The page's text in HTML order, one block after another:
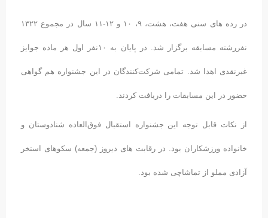
در رده های سنی هفت، هشت، ۹، ۱۰ و ۱۲-۱۱ سال در مجموع ۱۳۲۲
نفررشته مسابقه برگزار شد. در پایان به ۱۰نفر اول هر ماده جوایز
غیرنقدی اهدا شد. تمامی شرکت‌کنندگان در این جشنواره هم گواهی
حضور در این مسابقات را دریافت کردند.
از نکات قابل توجه این جشنواره استقبال فوق‌العاده شنادوستان و
خانواده ورزشکاران بود. در رقابت های دیروز (جمعه) سکوهای استخر
آزادی مملو از تماشاچی شده بود.